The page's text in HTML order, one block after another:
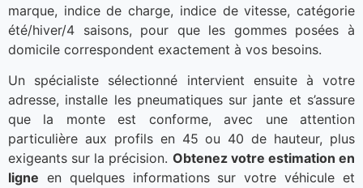
marque, indice de charge, indice de vitesse, catégorie
été/hiver/4 saisons, pour que les gommes posées à
domicile correspondent exactement à vos besoins.
Un spécialiste sélectionné intervient ensuite à votre
adresse, installe les pneumatiques sur jante et s’assure
que la monte est conforme, avec une attention
particulière aux profils en 45 ou 40 de hauteur, plus
exigeants sur la précision. Obtenez votre estimation en
ligne en quelques informations sur votre véhicule et